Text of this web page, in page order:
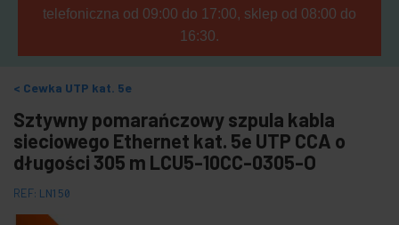
telefoniczna od 09:00 do 17:00, sklep od 08:00 do
16:30.
Cewka UTP kat. 5e
Sztywny pomarańczowy szpula kabla
sieciowego Ethernet kat. 5e UTP CCA o
długości 305 m LCU5-10CC-0305-O
REF: LN150